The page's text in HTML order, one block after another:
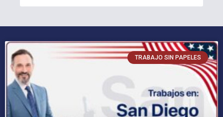
TRABAJO SIN PAPELES